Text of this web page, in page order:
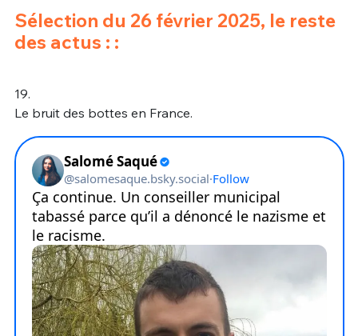
Sélection du 26 février 2025, le reste
des actus : :
19.
Le bruit des bottes en France.